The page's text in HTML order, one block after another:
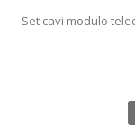
Set cavi modulo